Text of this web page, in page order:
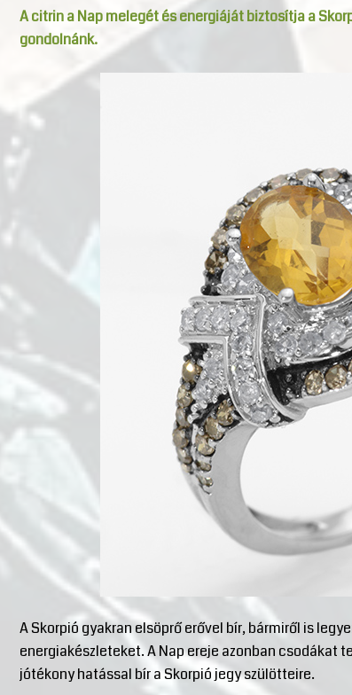
A citrin a Nap melegét és energiáját biztosítja a
gondolnánk.
A Skorpió gyakran elsöprő erővel bír, bármiről is
energiakészleteket. A Nap ereje azonban csodákat
jótékony hatással bír a Skorpió jegy szülötteire.